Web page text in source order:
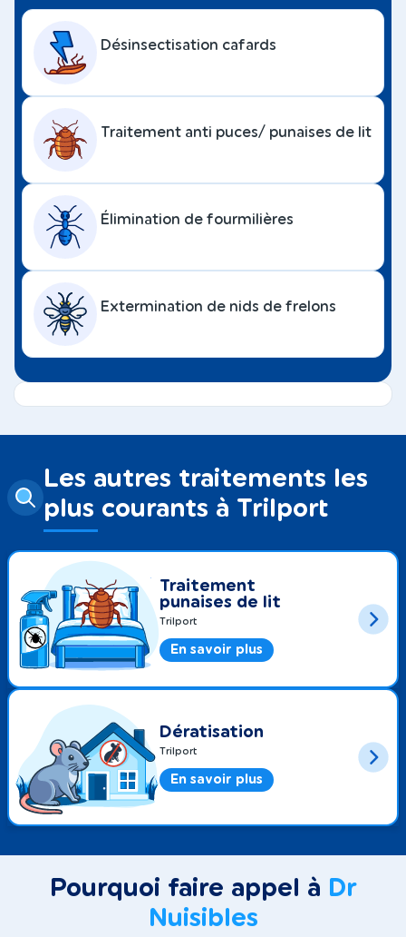
Désinsectisation cafards
Traitement anti puces/ punaises de lit
Élimination de fourmilières
Extermination de nids de frelons
Les autres traitements les
plus courants à Trilport
Traitement
punaises de lit
Trilport
En savoir plus
Dératisation
Trilport
En savoir plus
Pourquoi faire appel à Dr
Nuisibles